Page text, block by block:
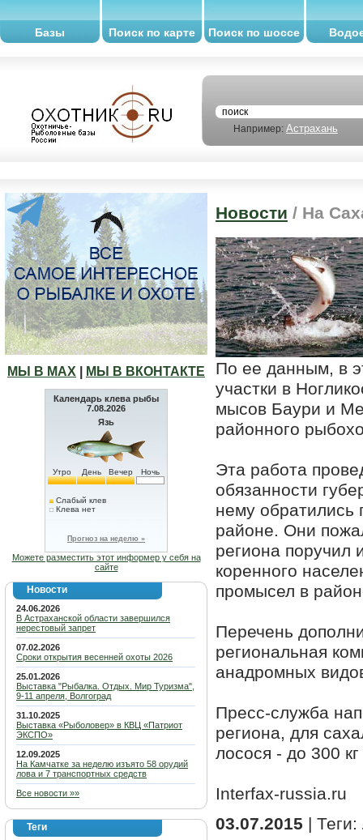
Базы Поиск по карте Поиск по шоссе
Например: Астрахань
МЫ В МАХ МЫ В ВКОНТАКТЕ
Календарь клева рыбы
7.08.2026
Язь
Утро День Вечер Ночь
Слабый клев
Клева нет
Прогноз на неделю »
Можете разместить этот информер у себя на
сайте
Новости
24.06.2026
В Астраханской области завершился
нерестовый запрет
07.02.2026
Сроки открытия весенней охоты 2026
25.01.2026
Выставка "Рыбалка. Отдых. Мир Туризма",
9-11 апреля, Волгоград
31.10.2025
Выставка «Рыболовер» в КВЦ «Патриот
ЭКСПО»
12.09.2025
На Камчатке за неделю изъято 58 орудий
лова и 7 транспортных средств
Все новости »»
Теги
Новости / На
По ее данным, в
участки в
мысов Баури и
районного
Эта работа
обязанности
нему обратились
районе. Они
региона поручил
коренного
промысел в
Перечень
региональная
анадромных
Пресс-служба
региона, для
лосося - до 300
Interfax-russia.ru
03.07.2015 | Теги: